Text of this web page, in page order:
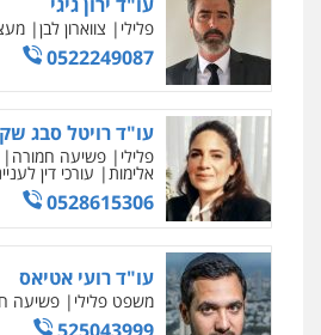
פלילי דיני תעבורה
פשיעה חמורה אסירים
0509636895
עו"ד איהאב
פלילי פשיעה חמורה
המתה עבירות מין
0509930581
עו"ד יפעת שוורץ
פלילי תעבורה
0523379525